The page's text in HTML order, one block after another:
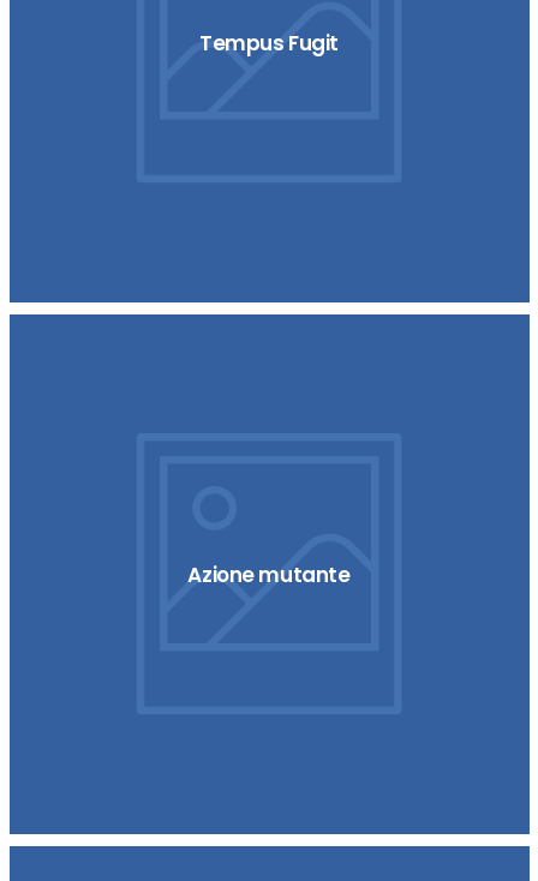
Tempus Fugit
Azione mutante